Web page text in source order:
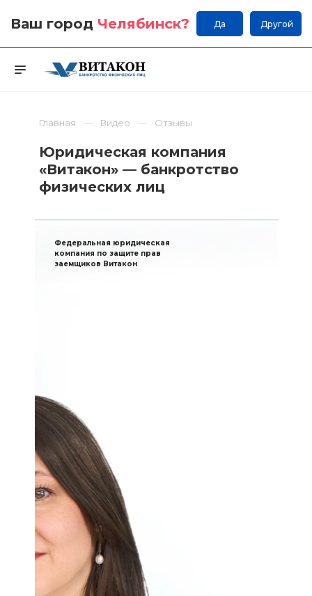
Ваш город Челябинск? Да Другой
Главная Видео Отзывы
Юридическая компания
«Витакон» — банкротство
физических лиц
Федеральная юридическая
компания по защите прав
заемщиков Витакон